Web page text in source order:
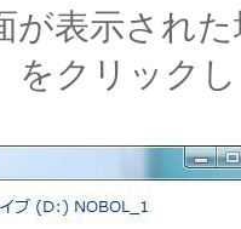
が表示され
をクリック